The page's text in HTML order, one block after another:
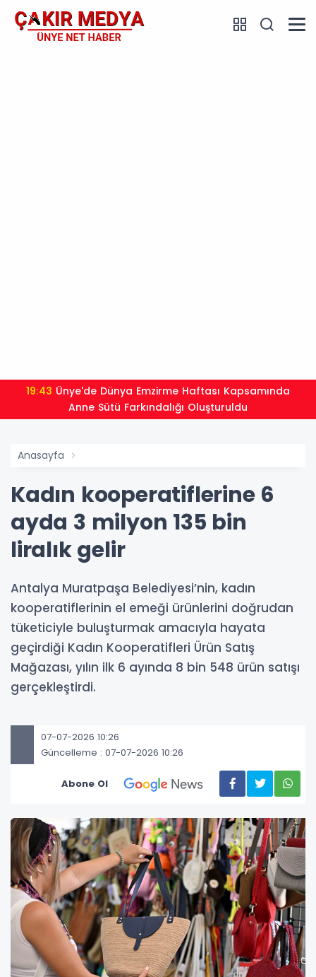
19:43
Anne Sütü Farkındalığı Oluşturuldu
Anasayfa
Kadın kooperatiflerine 6
ayda 3 milyon 135 bin
liralık gelir
Antalya Muratpaşa Belediyesi’nin, kadın
kooperatiflerinin el emeği ürünlerini doğrudan
tüketiciyle buluşturmak amacıyla hayata
geçirdiği Kadın Kooperatifleri Ürün Satış
Mağazası, yılın ilk 6 ayında 8 bin 548 ürün satışı
gerçekleştirdi.
07-07-2026 10:26
Güncelleme : 07-07-2026 10:26
Abone Ol